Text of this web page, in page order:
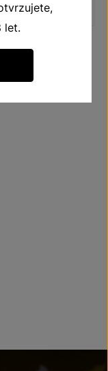
250Kč
let.